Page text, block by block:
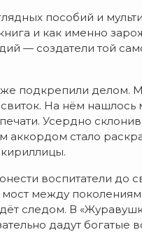
пособий и
и как именно
— создатели той
же подкрепили
На нём нашлось
Усердно
стало
воспитатели
между
следом. В
дадут богатые